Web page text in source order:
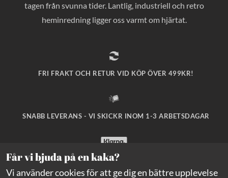
tagen från svunna tider. Lantlig, industriell och retro
heminredning ligger oss varmt om hjärtat.
FRI FRAKT OCH RETUR VID KÖP ÖVER 499KR!
SNABB LEVERANS - VI SKICKR INOM 1-3 ARBETSDAGAR
SÄKRA BETALNINGAR MED KLARNA CHECKOUT!
Får vi bjuda på en kaka?
Vi använder cookies för att ge dig en bättre upplevelse